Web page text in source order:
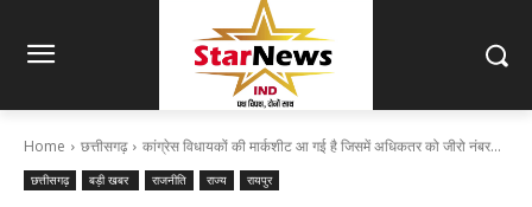
Home छत्तीसगढ़ कांग्रेस विधायकों की मार्कशीट आ गई है जिसमें अधिकतर को जीरो नंबर...
छत्तीसगढ़ बड़ी खबर राजनीति राज्य रायपुर